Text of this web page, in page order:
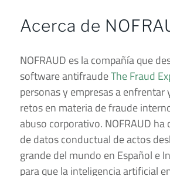
Acerca de
NOFRAUD es la compañía que
software antifraudeThe Fraud
personas y empresas a enfrentar
retos en materia de fraude
abuso corporativo. NOFRAUD ha
de datos conductual de actos
grande del mundo en Español e
para que la inteligencia artificial